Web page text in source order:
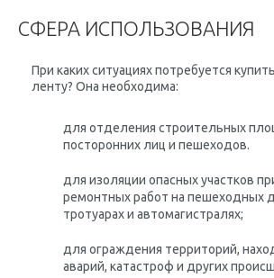
СФЕРА ИСПОЛЬЗОВАНИЯ
При каких ситуациях потребуется
ленту? Она необходима:
для отделения строительных
посторонних лиц и пешеходов.
для изоляции опасных участков
ремонтных работ на пешеходных
тротуарах и автомагистралях;
для ограждения территорий,
аварий, катастроф и других